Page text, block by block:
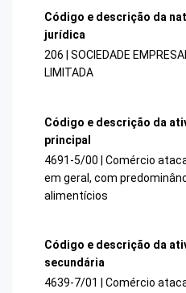
Código e descrição da
jurídica
206 | SOCIEDADE
LIMITADA
Código e descrição da
principal
4691-5/00 | Comércio
em geral, com
alimentícios
Código e descrição da
secundária
4639-7/01 | Comércio